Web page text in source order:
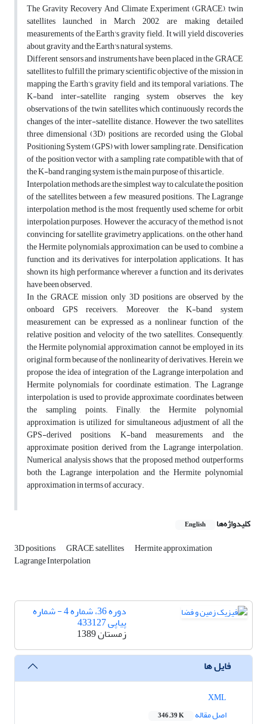
The Gravity Recovery And Climate Experiment (GRACE), twin
satellites launched in March 2002, are making detailed
measurements of the Earth's gravity field. It will yield discoveries
about gravity and the Earth's natural systems.
Different sensors and instruments have been placed in the GRACE
satellites to fulfill the primary scientific objective of the mission in
mapping the Earth’s gravity field and its temporal variations. The
K-band inter-satellite ranging system observes the key
observations of the twin satellites which continuously records the
changes of the inter-satellite distance. However, the two satellites
three dimensional (3D) positions are recorded using the Global
Positioning System (GPS) with lower sampling rate. Densification
of the position vector with a sampling rate compatible with that of
the K-band ranging system is the main purpose of this article.
Interpolation methods are the simplest way to calculate the position
of the satellites between a few measured positions. The Lagrange
interpolation method is the most frequently used scheme for orbit
interpolation purposes. However, the accuracy of the method is not
convincing for satellite gravimetry applications. on the other hand,
the Hermite polynomials approximation can be used to combine a
function and its derivatives for interpolation applications. It has
shown its high performance wherever a function and its derivates
have been observed.
In the GRACE mission, only 3D positions are observed by the
onboard GPS receivers. Moreover, the K-band system
measurement can be expressed as a nonlinear function of the
relative position and velocity of the two satellites. Consequently,
the Hermite polynomial approximation cannot be employed in its
original form because of the nonlinearity of derivatives. Herein, we
propose the idea of integration of the Lagrange interpolation and
Hermite polynomials for coordinate estimation. The Lagrange
interpolation is used to provide approximate coordinates between
the sampling points. Finally, the Hermite polynomial
approximation is utilized for simultaneous adjustment of all the
GPS-derived positions, K-band measurements and the
approximate position derived from the Lagrange interpolation.
Numerical analysis shows that the proposed method outperforms
both the Lagrange interpolation and the Hermite polynomial
approximation in terms of accuracy.
کلیدواژه‌ها English
3D positions GRACE satellites Hermite approximation
Lagrange Interpolation
دوره 36، شماره 4 - شماره
پیاپی 433127
زمستان 1389
فایل ها
اصل مقاله
346.39 K